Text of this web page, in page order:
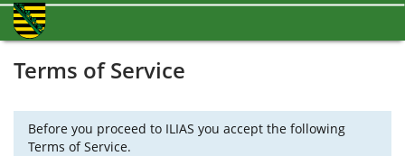
Terms of Service
Before you proceed to ILIAS you accept the following
Terms of Service.